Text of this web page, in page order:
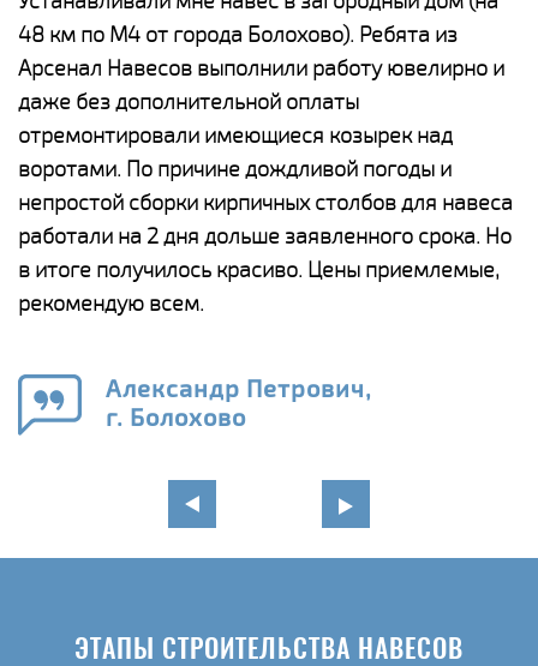
48 км по М4 от города Болохово). Ребята из
Арсенал Навесов выполнили работу ювелирно и
даже без дополнительной оплаты
отремонтировали имеющиеся козырек над
воротами. По причине дождливой погоды и
непростой сборки кирпичных столбов для навеса
работали на 2 дня дольше заявленного срока. Но
в итоге получилось красиво. Цены приемлемые,
рекомендую всем.
Александр Петрович,
г. Болохово
ЭТАПЫ СТРОИТЕЛЬСТВА НАВЕСОВ